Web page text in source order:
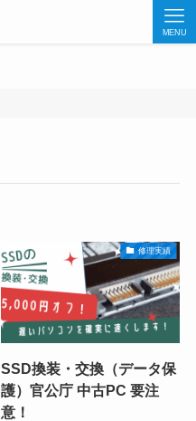
MENU
修理実績
SSD換装・交換（データ保
護）官公庁 中古PC 要注
意！